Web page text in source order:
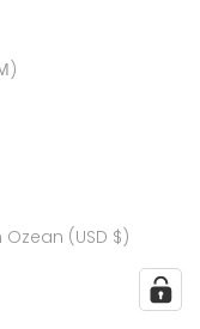
(USD $)